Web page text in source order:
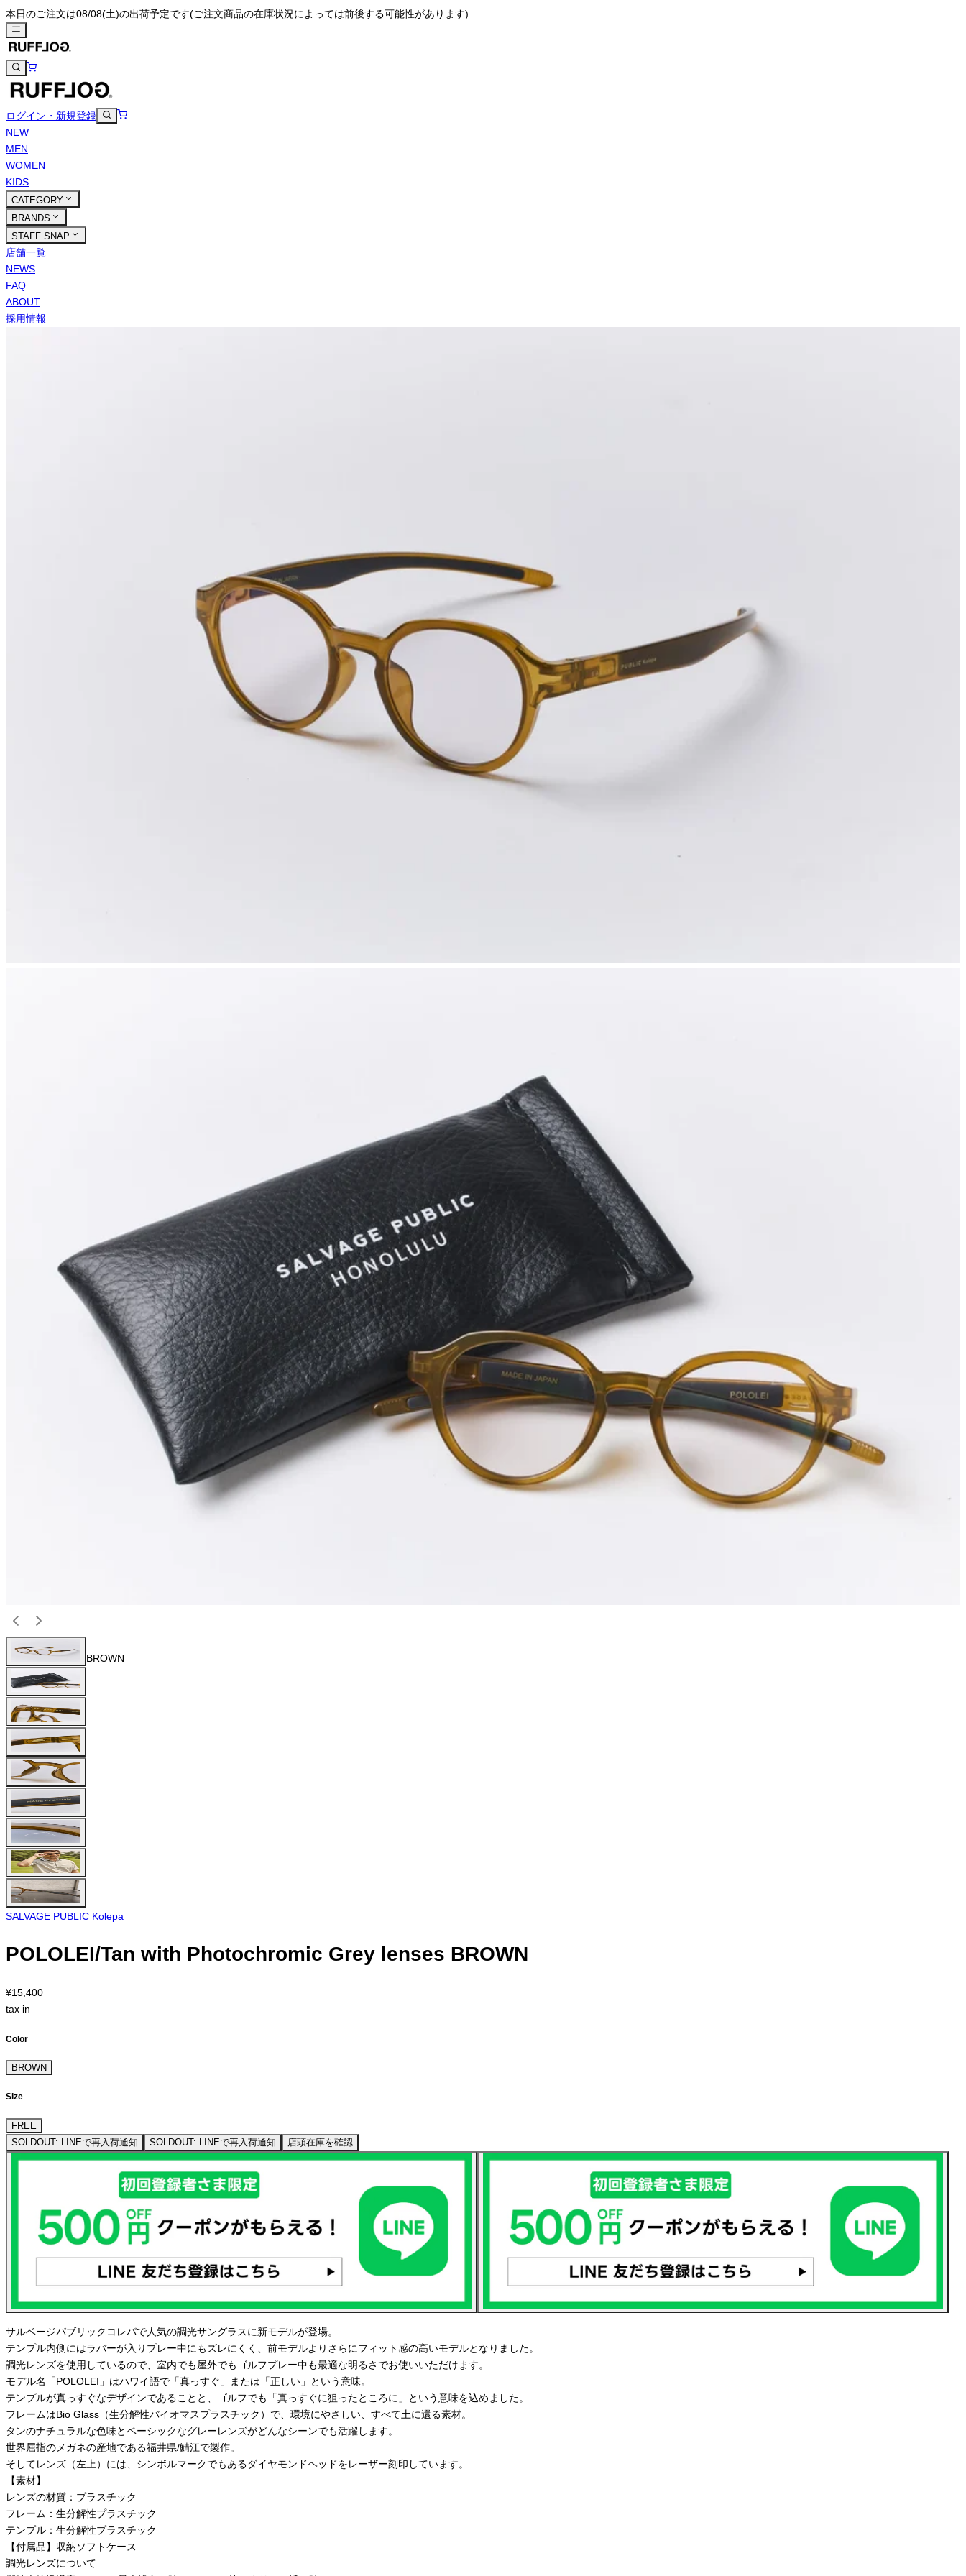
本日のご注文は08/08(土)の出荷予定です(ご注文商品の在庫状況によっては前後する可能性があります)
ログイン・新規登録
NEW
MEN
WOMEN
KIDS
CATEGORY
BRANDS
STAFF SNAP
店舗一覧
NEWS
FAQ
ABOUT
採用情報
BROWN
SALVAGE PUBLIC Kolepa
POLOLEI/Tan with Photochromic Grey lenses BROWN
¥15,400
tax in
Color
BROWN
Size
FREE
SOLDOUT: LINEで再入荷通知
SOLDOUT: LINEで再入荷通知 店頭在庫を確認
サルベージパブリックコレパで人気の調光サングラスに新モデルが登場。
テンプル内側にはラバーが入りプレー中にもズレにくく、前モデルよりさらにフィット感の高いモデルとなりました。
調光レンズを使用しているので、室内でも屋外でもゴルフプレー中も最適な明るさでお使いいただけます。
モデル名「POLOLEI」はハワイ語で「真っすぐ」または「正しい」という意味。
テンプルが真っすぐなデザインであることと、ゴルフでも「真っすぐに狙ったところに」という意味を込めました。
フレームはBio Glass（生分解性バイオマスプラスチック）で、環境にやさしい、すべて土に還る素材。
タンのナチュラルな色味とベーシックなグレーレンズがどんなシーンでも活躍します。
世界屈指のメガネの産地である福井県/鯖江で製作。
そしてレンズ（左上）には、シンボルマークでもあるダイヤモンドヘッドをレーザー刻印しています。
【素材】
レンズの材質：プラスチック
フレーム：生分解性プラスチック
テンプル：生分解性プラスチック
【付属品】収納ソフトケース
調光レンズについて